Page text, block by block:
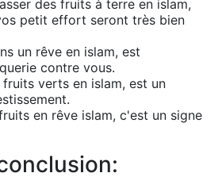
des fruits à terre en islam,
petit effort seront très bien
un rêve en islam, est
contre vous.
verts en islam, est un
en rêve islam, c'est un signe